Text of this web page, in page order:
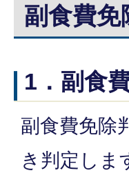
副食費免
1．副食
副食費免除
き判定しま